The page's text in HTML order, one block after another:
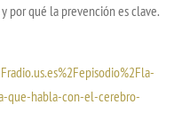
por qué la prevención es clave.
que-habla-con-el-cerebro-